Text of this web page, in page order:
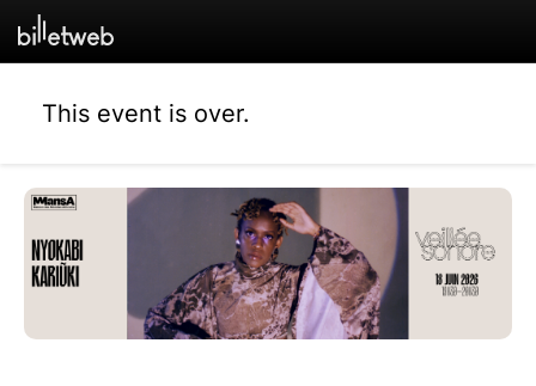
This event is over.